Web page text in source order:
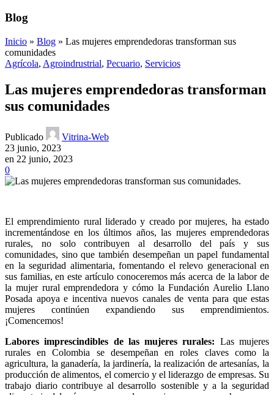
Blog
Inicio » Blog » Las mujeres emprendedoras transforman sus
comunidades
Agrícola, Agroindrustrial, Pecuario, Servicios
Las mujeres emprendedoras transforman
sus comunidades
Publicado
Vitrina-Web
23 junio, 2023
en 22 junio, 2023
0
El emprendimiento rural liderado y creado por mujeres, ha estado
incrementándose en los últimos años, las mujeres emprendedoras
rurales, no solo contribuyen al desarrollo del país y sus
comunidades, sino que también desempeñan un papel fundamental
en la seguridad alimentaria, fomentando el relevo generacional en
sus familias, en este artículo conoceremos más acerca de la labor de
la mujer rural emprendedora y cómo la Fundación Aurelio Llano
Posada apoya e incentiva nuevos canales de venta para que estas
mujeres continúen expandiendo sus emprendimientos.
¡Comencemos!
Labores imprescindibles de las mujeres rurales: Las mujeres
rurales en Colombia se desempeñan en roles claves como la
agricultura, la ganadería, la jardinería, la realización de artesanías, la
producción de alimentos, el comercio y el liderazgo de empresas. Su
trabajo diario contribuye al desarrollo sostenible y a la seguridad